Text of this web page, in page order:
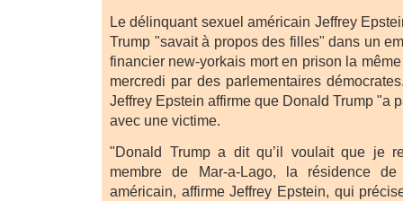
Le délinquant sexuel américain Jeffrey
Trump "savait à propos des filles" dans un
financier new-yorkais mort en prison la
mercredi par des parlementaires
Jeffrey Epstein affirme que Donald Trump "a
avec une victime.
"Donald Trump a dit qu’il voulait que je
membre de Mar-a-Lago, la résidence
américain, affirme Jeffrey Epstein, qui